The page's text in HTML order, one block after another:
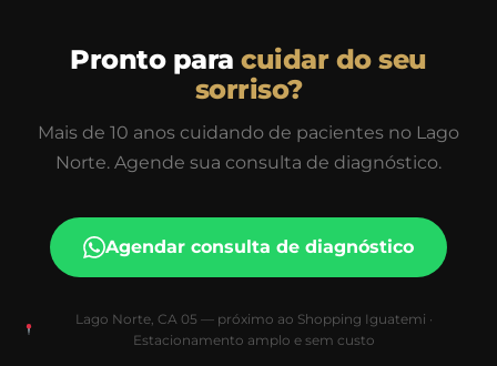
Pronto paracuidar do seu
sorriso?
Mais de 10 anos cuidando de pacientes no Lago
Norte. Agende sua consulta de diagnóstico.
Agendar consulta de diagnóstico
Lago Norte, CA 05 — próximo ao Shopping Iguatemi ·
Estacionamento amplo e sem custo